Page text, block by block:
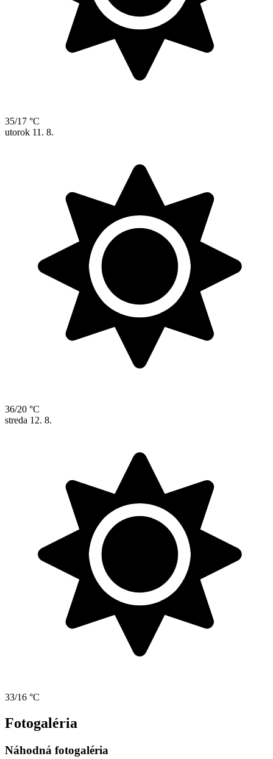
35/17 °C
utorok 11. 8.
36/20 °C
streda 12. 8.
33/16 °C
Fotogaléria
Náhodná fotogaléria